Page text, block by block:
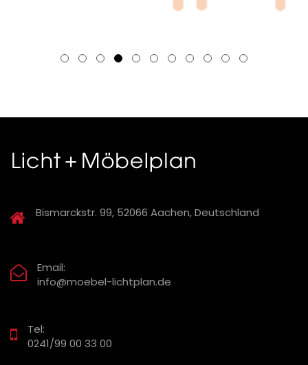
Bismarckstr. 99, 52066 Aachen, Deutschland
Email:
info@moebel-lichtplan.de
Tel:
0241/99 00 33 00